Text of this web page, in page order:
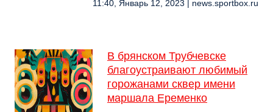
11:40, Январь 12, 2023 | news.sportbox.ru
В брянском Трубчевске
благоустраивают любимый
горожанами сквер имени
маршала Еременко